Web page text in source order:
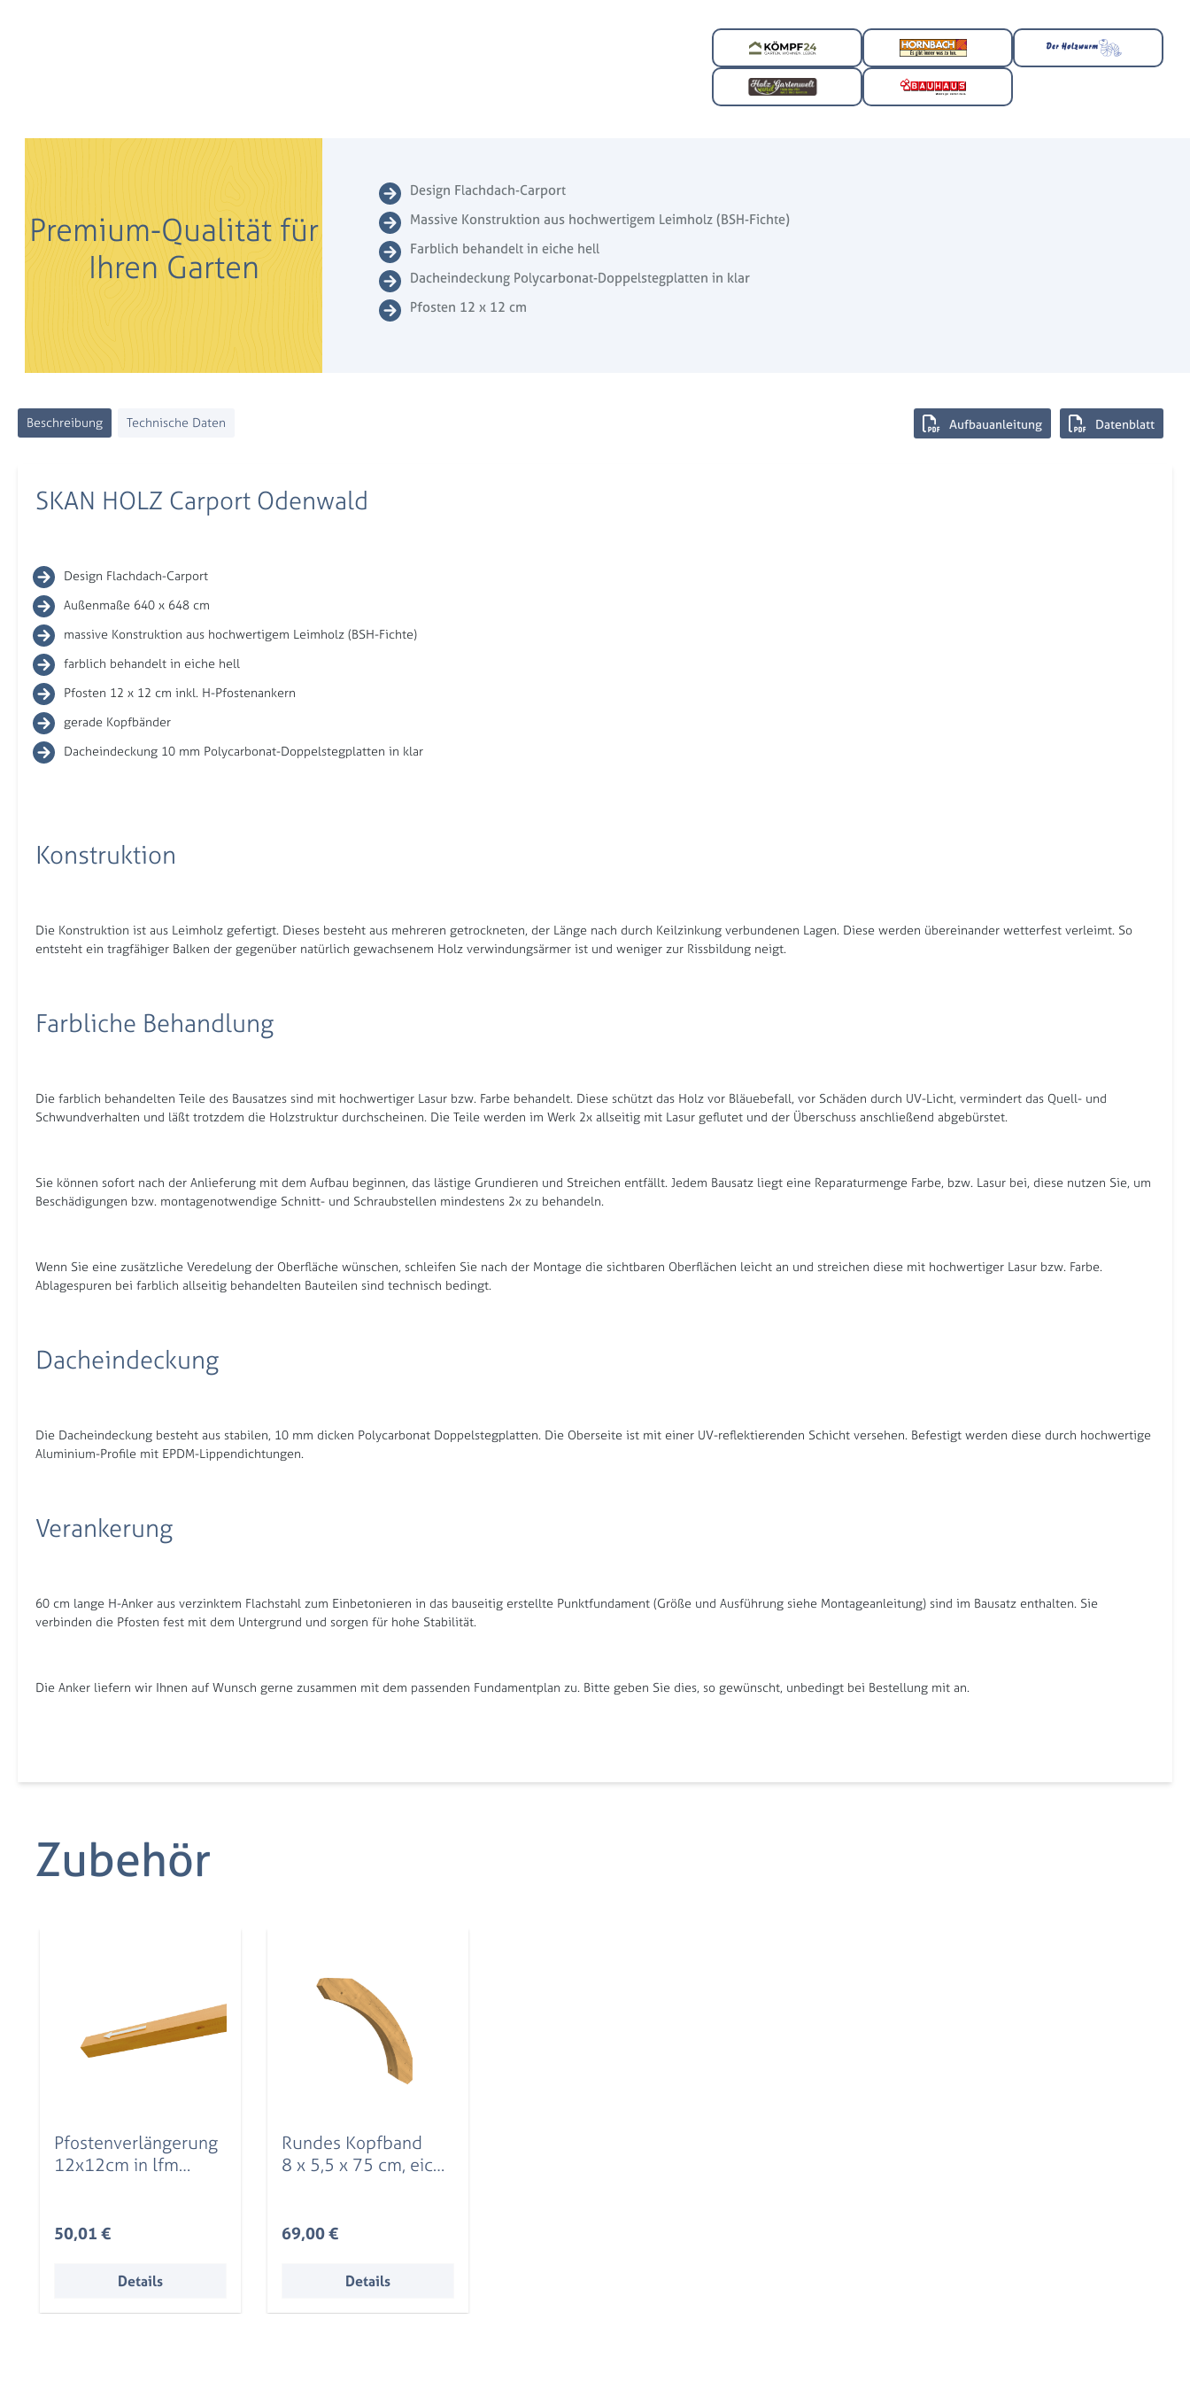
Premium-Qualität für
Ihren Garten
Design Flachdach-Carport
Massive Konstruktion aus hochwertigem Leimholz (BSH-Fichte)
Farblich behandelt in eiche hell
Dacheindeckung Polycarbonat-Doppelstegplatten in klar
Pfosten 12 x 12 cm
Beschreibung Technische Daten Aufbauanleitung Datenblatt
SKAN HOLZ Carport Odenwald
Design Flachdach-Carport
Außenmaße 640 x 648 cm
massive Konstruktion aus hochwertigem Leimholz (BSH-Fichte)
farblich behandelt in eiche hell
Pfosten 12 x 12 cm inkl. H-Pfostenankern
gerade Kopfbänder
Dacheindeckung 10 mm Polycarbonat-Doppelstegplatten in klar
Konstruktion
Die Konstruktion ist aus Leimholz gefertigt. Dieses besteht aus mehreren getrockneten, der Länge nach durch Keilzinkung verbundenen Lagen. Diese werden übereinander wetterfest verleimt. So
entsteht ein tragfähiger Balken der gegenüber natürlich gewachsenem Holz verwindungsärmer ist und weniger zur Rissbildung neigt.
Farbliche Behandlung
Die farblich behandelten Teile des Bausatzes sind mit hochwertiger Lasur bzw. Farbe behandelt. Diese schützt das Holz vor Bläuebefall, vor Schäden durch UV-Licht, vermindert das Quell- und
Schwundverhalten und läßt trotzdem die Holzstruktur durchscheinen. Die Teile werden im Werk 2x allseitig mit Lasur geflutet und der Überschuss anschließend abgebürstet.
Sie können sofort nach der Anlieferung mit dem Aufbau beginnen, das lästige Grundieren und Streichen entfällt. Jedem Bausatz liegt eine Reparaturmenge Farbe, bzw. Lasur bei, diese nutzen Sie, um
Beschädigungen bzw. montagenotwendige Schnitt- und Schraubstellen mindestens 2x zu behandeln.
Wenn Sie eine zusätzliche Veredelung der Oberfläche wünschen, schleifen Sie nach der Montage die sichtbaren Oberflächen leicht an und streichen diese mit hochwertiger Lasur bzw. Farbe.
Ablagespuren bei farblich allseitig behandelten Bauteilen sind technisch bedingt.
Dacheindeckung
Die Dacheindeckung besteht aus stabilen, 10 mm dicken Polycarbonat Doppelstegplatten. Die Oberseite ist mit einer UV-reflektierenden Schicht versehen. Befestigt werden diese durch hochwertige
Aluminium-Profile mit EPDM-Lippendichtungen.
Verankerung
60 cm lange H-Anker aus verzinktem Flachstahl zum Einbetonieren in das bauseitig erstellte Punktfundament (Größe und Ausführung siehe Montageanleitung) sind im Bausatz enthalten. Sie
verbinden die Pfosten fest mit dem Untergrund und sorgen für hohe Stabilität.
Die Anker liefern wir Ihnen auf Wunsch gerne zusammen mit dem passenden Fundamentplan zu. Bitte geben Sie dies, so gewünscht, unbedingt bei Bestellung mit an.
Zubehör
Pfostenverlängerung
12x12cm in lfm
Regulärer Preis:
50,01 €
Details
Rundes Kopfband
8 x 5,5 x 75 cm, eiche
Regulärer Preis:
69,00 €
Details